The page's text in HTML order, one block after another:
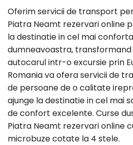
Oferim servicii de transport
Piatra Neamt rezervari online
la destinatie in cel mai
dumneavoastra,
autocarul intr-o excursie prin
Romania va ofera servicii de
de persoane de o calitate
ajunge la destinatie in cel mai
de confort excelente. Curse
Piatra Neamt rezervari online
microbuze cotate la 4 stele.